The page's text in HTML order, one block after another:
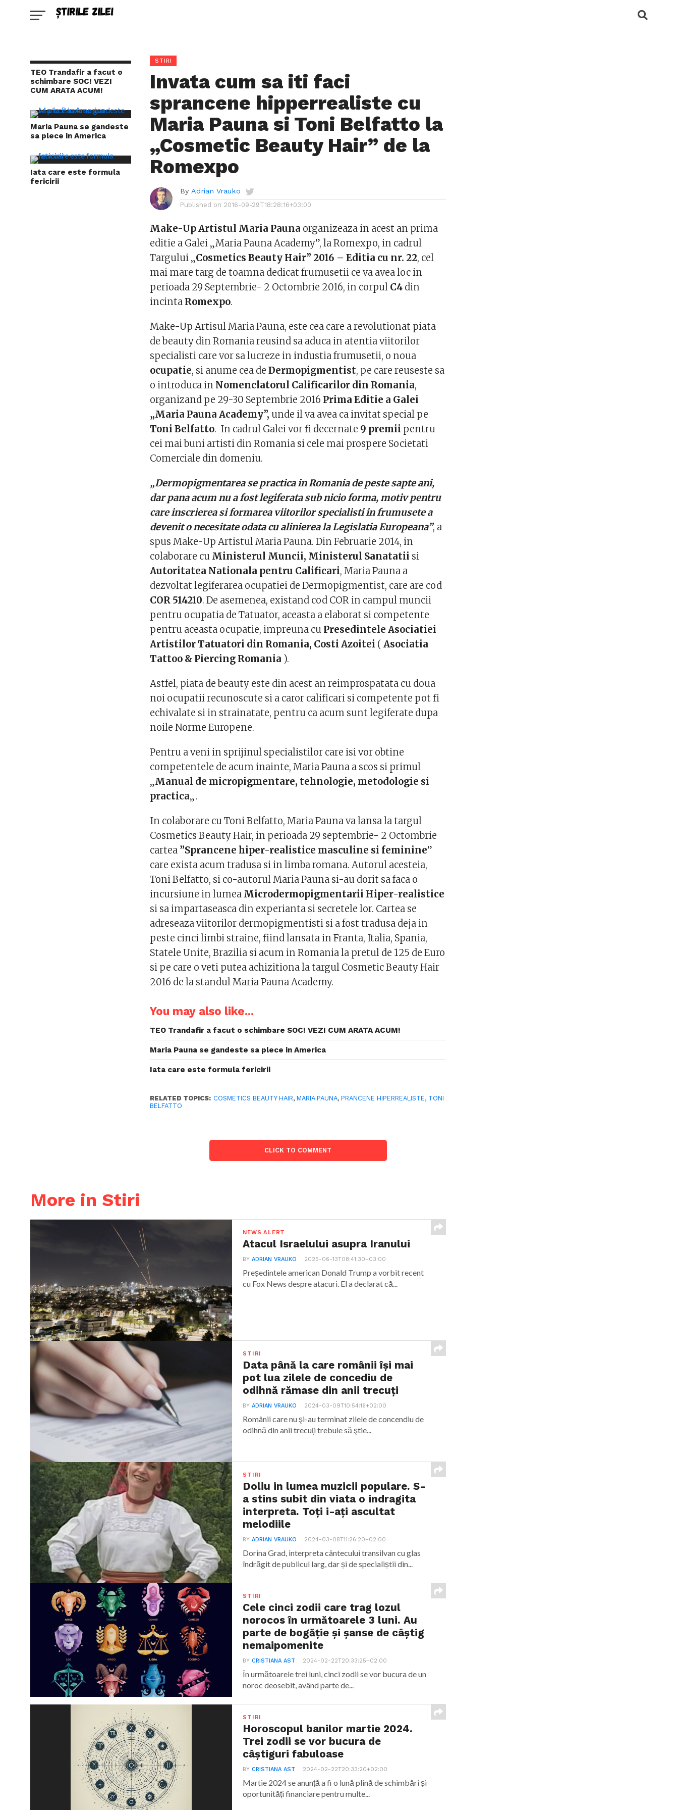
TEO Trandafir a facut o
schimbare SOC! VEZI
CUM ARATA ACUM!
Maria Pauna se gandeste
sa plece in America
Iata care este formula
fericirii
STIRI
Invata cum sa iti faci
sprancene hipperrealiste cu
Maria Pauna si Toni Belfatto la
„Cosmetic Beauty Hair” de la
Romexpo
By Adrian Vrauko
Published on 2016-09-29T18:28:16+03:00
Make-Up Artistul Maria Pauna organizeaza in acest an prima
editie a Galei „Maria Pauna Academy”, la Romexpo, in cadrul
Targului „Cosmetics Beauty Hair” 2016 – Editia cu nr. 22, cel
mai mare targ de toamna dedicat frumusetii ce va avea loc in
perioada 29 Septembrie- 2 Octombrie 2016, in corpul C4 din
incinta Romexpo.
Make-Up Artisul Maria Pauna, este cea care a revolutionat piata
de beauty din Romania reusind sa aduca in atentia viitorilor
specialisti care vor sa lucreze in industia frumusetii, o noua
ocupatie, si anume cea deDermopigmentist, pe care reuseste sa
o introduca in Nomenclatorul Calificarilor din Romania,
organizand pe 29-30 Septembrie 2016 Prima Editie a Galei
„Maria Pauna Academy”, unde il va avea ca invitat special pe
Toni Belfatto. In cadrul Galei vor fi decernate 9 premii pentru
cei mai buni artisti din Romania si cele mai prospere Societati
Comerciale din domeniu.
„Dermopigmentarea se practica in Romania de peste sapte ani,
dar pana acum nu a fost legiferata sub nicio forma, motiv pentru
care inscrierea si formarea viitorilor specialisti in frumusete a
devenit o necesitate odata cu alinierea la Legislatia Europeana”, a
spus Make-Up Artistul Maria Pauna. Din Februarie 2014, in
colaborare cu Ministerul Muncii, Ministerul Sanatatii si
Autoritatea Nationala pentru Calificari, Maria Pauna a
dezvoltat legiferarea ocupatiei de Dermopigmentist, care are cod
COR 514210. De asemenea, existand cod COR in campul muncii
pentru ocupatia de Tatuator, aceasta a elaborat si competente
pentru aceasta ocupatie, impreuna cu Presedintele Asociatiei
Artistilor Tatuatori din Romania, Costi Azoitei (Asociatia
Tattoo & Piercing Romania ).
Astfel, piata de beauty este din acest an reimprospatata cu doua
noi ocupatii recunoscute si a caror calificari si competente pot fi
echivalate si in strainatate, pentru ca acum sunt legiferate dupa
noile Norme Europene.
Pentru a veni in sprijinul specialistilor care isi vor obtine
competentele de acum inainte, Maria Pauna a scos si primul
„Manual de micropigmentare, tehnologie, metodologie si
practica„.
In colaborare cu Toni Belfatto, Maria Pauna va lansa la targul
Cosmetics Beauty Hair, in perioada 29 septembrie- 2 Octombrie
cartea ”Sprancene hiper-realistice masculine si feminine”
care exista acum tradusa si in limba romana. Autorul acesteia,
Toni Belfatto, si co-autorul Maria Pauna si-au dorit sa faca o
incursiune in lumea Microdermopigmentarii Hiper-realistice
si sa impartaseasca din experianta si secretele lor. Cartea se
adreseaza viitorilor dermopigmentisti si a fost tradusa deja in
peste cinci limbi straine, fiind lansata in Franta, Italia, Spania,
Statele Unite, Brazilia si acum in Romania la pretul de 125 de Euro
si pe care o veti putea achizitiona la targul Cosmetic Beauty Hair
2016 de la standul Maria Pauna Academy.
You may also like...
TEO Trandafir a facut o schimbare SOC! VEZI CUM ARATA ACUM!
Maria Pauna se gandeste sa plece in America
Iata care este formula fericirii
RELATED TOPICS: COSMETICS BEAUTY HAIR,MARIA PAUNA,PRANCENE HIPERREALISTE, TONI
BELFATTO
CLICK TO COMMENT
More in Stiri
NEWS ALERT
Atacul Israelului asupra Iranului
BYADRIAN VRAUKO 2025-06-13T08:41:30+03:00
Președintele american Donald Trump a vorbit recent
cu Fox News despre atacuri. El a declarat că...
STIRI
Data până la care românii îşi mai
pot lua zilele de concediu de
odihnă rămase din anii trecuţi
BYADRIAN VRAUKO 2024-03-09T10:54:16+02:00
Românii care nu şi-au terminat zilele de concendiu de
odihnă din anii trecuţi trebuie să ştie...
STIRI
Doliu in lumea muzicii populare. S-
a stins subit din viata o indragita
interpreta. Toți i-ați ascultat
melodiile
BYADRIAN VRAUKO 2024-03-08T11:26:20+02:00
Dorina Grad, interpreta cântecului transilvan cu glas
îndrăgit de publicul larg, dar și de specialiștii din...
STIRI
Cele cinci zodii care trag lozul
norocos în următoarele 3 luni. Au
parte de bogăție și șanse de câștig
nemaipomenite
BYCRISTIANA AST 2024-02-22T20:33:25+02:00
În următoarele trei luni, cinci zodii se vor bucura de un
noroc deosebit, având parte de...
STIRI
Horoscopul banilor martie 2024.
Trei zodii se vor bucura de
câștiguri fabuloase
BYCRISTIANA AST 2024-02-22T20:33:20+02:00
Martie 2024 se anunță a fi o lună plină de schimbări și
oportunități financiare pentru multe...